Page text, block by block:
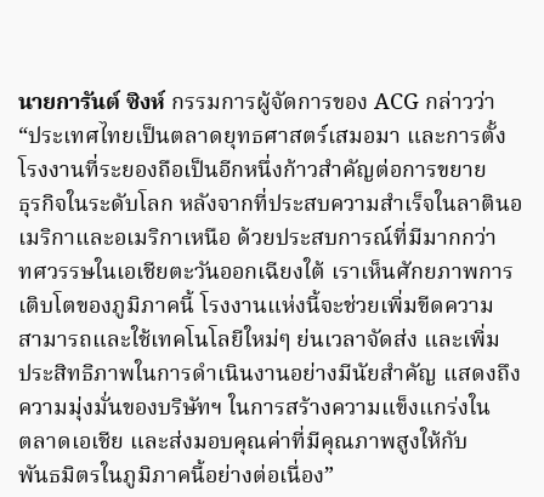
นายการันต์ ซิงห์ กรรมการผู้จัดการของ ACG กล่าวว่า
“ประเทศไทยเป็นตลาดยุทธศาสตร์เสมอมา และการตั้ง
โรงงานที่ระยองถือเป็นอีกหนึ่งก้าวสำคัญต่อการขยาย
ธุรกิจในระดับโลก หลังจากที่ประสบความสำเร็จในลาตินอ
เมริกาและอเมริกาเหนือ ด้วยประสบการณ์ที่มีมากกว่า
ทศวรรษในเอเชียตะวันออกเฉียงใต้ เราเห็นศักยภาพการ
เติบโตของภูมิภาคนี้ โรงงานแห่งนี้จะช่วยเพิ่มขีดความ
สามารถและใช้เทคโนโลยีใหม่ๆ ย่นเวลาจัดส่ง และเพิ่ม
ประสิทธิภาพในการดำเนินงานอย่างมีนัยสำคัญ แสดงถึง
ความมุ่งมั่นของบริษัทฯ ในการสร้างความแข็งแกร่งใน
ตลาดเอเชีย และส่งมอบคุณค่าที่มีคุณภาพสูงให้กับ
พันธมิตรในภูมิภาคนี้อย่างต่อเนื่อง”